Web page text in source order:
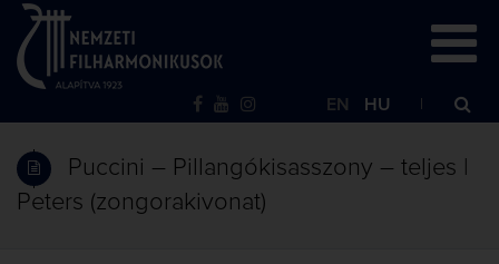
EN HU
Puccini – Pillangókisasszony – teljes |
Peters (zongorakivonat)